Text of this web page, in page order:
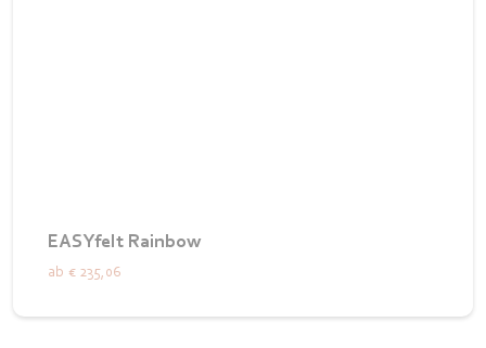
EASYfelt Rainbow
ab € 235,06